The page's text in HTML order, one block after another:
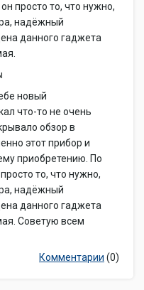
просто то, что нужно,
надёжный
данного гаджета
новый
что-то не очень
обзор в
этот прибор и
приобретению. По
то, что нужно,
надёжный
данного гаджета
Советую всем
Комментарии (0)